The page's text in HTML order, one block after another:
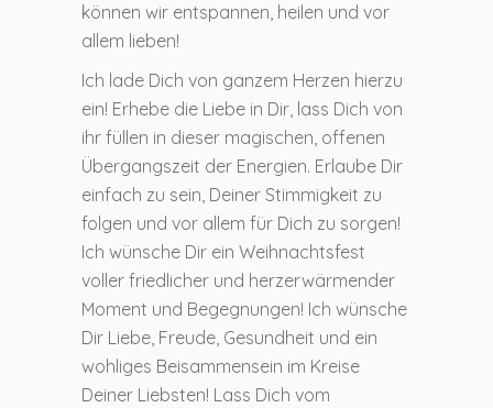
können wir entspannen, heilen und vor
allem lieben!
Ich lade Dich von ganzem Herzen hierzu
ein! Erhebe die Liebe in Dir, lass Dich von
ihr füllen in dieser magischen, offenen
Übergangszeit der Energien. Erlaube Dir
einfach zu sein, Deiner Stimmigkeit zu
folgen und vor allem für Dich zu sorgen!
Ich wünsche Dir ein Weihnachtsfest
voller friedlicher und herzerwärmender
Moment und Begegnungen! Ich wünsche
Dir Liebe, Freude, Gesundheit und ein
wohliges Beisammensein im Kreise
Deiner Liebsten! Lass Dich vom